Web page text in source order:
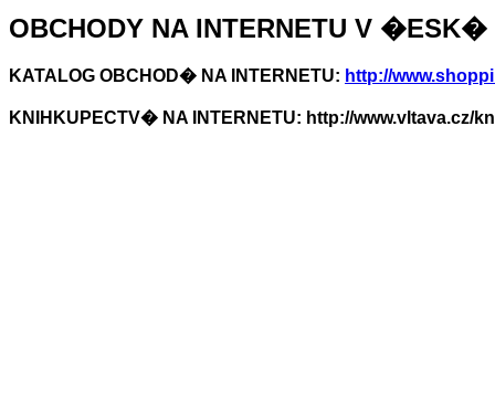
OBCHODY NA INTERNETU V �ESK�
KATALOG OBCHOD� NA INTERNETU: http://
KNIHKUPECTV� NA INTERNETU: http://www.vltava.cz/